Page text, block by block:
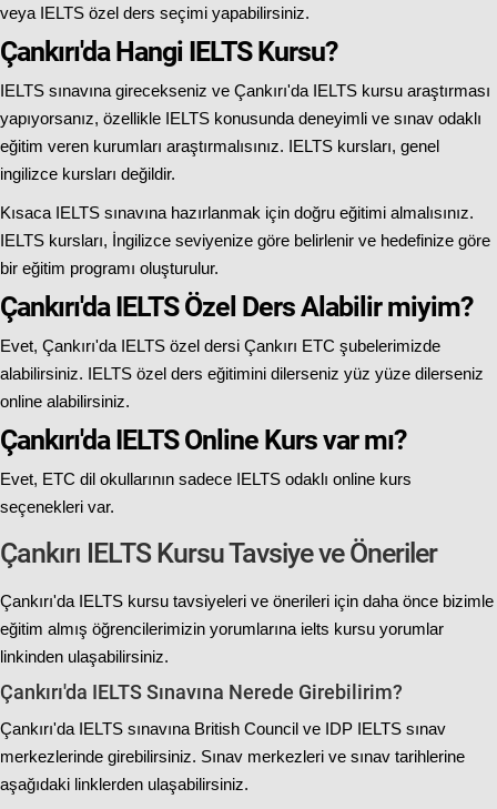
veya IELTS özel ders seçimi yapabilirsiniz.
Çankırı'da Hangi IELTS Kursu?
IELTS sınavına girecekseniz ve Çankırı'da IELTS kursu araştırması
yapıyorsanız, özellikle IELTS konusunda deneyimli ve sınav odaklı
eğitim veren kurumları araştırmalısınız. IELTS kursları, genel
ingilizce kursları değildir.
Kısaca IELTS sınavına hazırlanmak için doğru eğitimi almalısınız.
IELTS kursları, İngilizce seviyenize göre belirlenir ve hedefinize göre
bir eğitim programı oluşturulur.
Çankırı'da IELTS Özel Ders Alabilir miyim?
Evet, Çankırı'da IELTS özel dersi Çankırı ETC şubelerimizde
alabilirsiniz. IELTS özel ders eğitimini dilerseniz yüz yüze dilerseniz
online alabilirsiniz.
Çankırı'da IELTS Online Kurs var mı?
Evet, ETC dil okullarının sadece IELTS odaklı online kurs
seçenekleri var.
Çankırı IELTS Kursu Tavsiye ve Öneriler
Çankırı'da IELTS kursu tavsiyeleri ve önerileri için daha önce bizimle
eğitim almış öğrencilerimizin yorumlarına ielts kursu yorumlar
linkinden ulaşabilirsiniz.
Çankırı'da IELTS Sınavına Nerede Girebilirim?
Çankırı'da IELTS sınavına British Council ve IDP IELTS sınav
merkezlerinde girebilirsiniz. Sınav merkezleri ve sınav tarihlerine
aşağıdaki linklerden ulaşabilirsiniz.